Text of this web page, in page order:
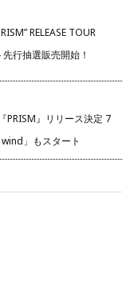
RELEASE TOUR
行抽選販売開始！
PRISM』リリース決定 7
」もスタート